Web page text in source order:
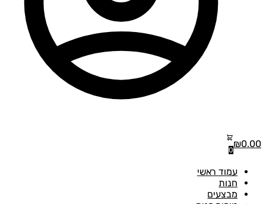
₪0.00
0
עמוד ראשי
חנות
מבצעים